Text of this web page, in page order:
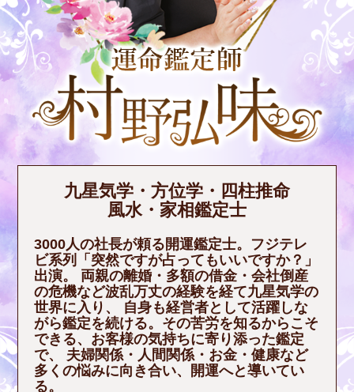
九星気学・方位学・四柱推命
風水・家相鑑定士
3000人の社長が頼る開運鑑定士。フジテレ
ビ系列「突然ですが占ってもいいですか？」
出演。 両親の離婚・多額の借金・会社倒産
の危機など波乱万丈の経験を経て九星気学の
世界に入り、 自身も経営者として活躍しな
がら鑑定を続ける。その苦労を知るからこそ
できる、お客様の気持ちに寄り添った鑑定
で、 夫婦関係・人間関係・お金・健康など
多くの悩みに向き合い、開運へと導いてい
る。